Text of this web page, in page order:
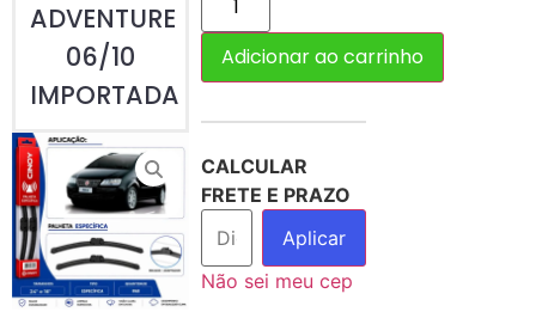
ADVENTURE
06/10
IMPORTADA
Adicionar ao carrinho
CALCULAR
FRETE E PRAZO
Aplicar
Não sei meu cep